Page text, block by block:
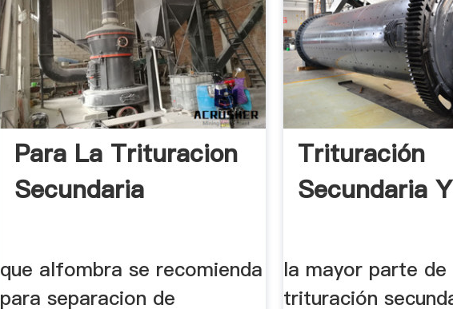
Para La Trituracion
Secundaria
que alfombra se recomienda
para separacion de
Trituración
Secundaria
la mayor parte de
trituración